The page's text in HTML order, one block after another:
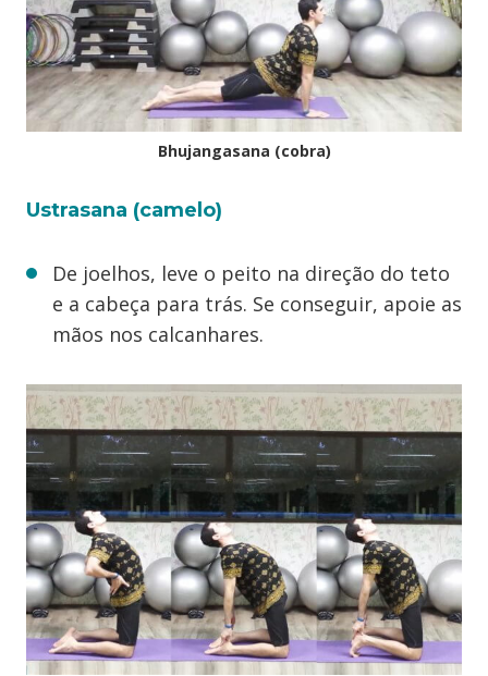
Bhujangasana (cobra)
Ustrasana (camelo)
De joelhos, leve o peito na direção do teto
e a cabeça para trás. Se conseguir, apoie as
mãos nos calcanhares.